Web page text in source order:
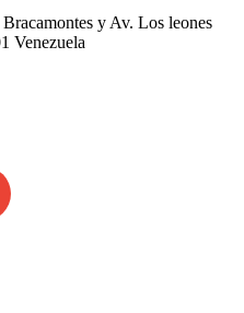
y Av. Los leones
Venezuela